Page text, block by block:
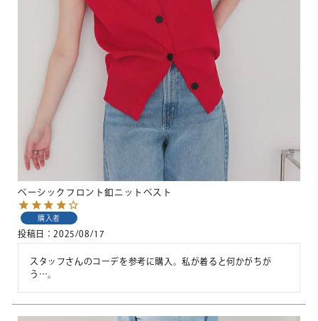
ベーシックフロント釦ニットベスト
購入者
投稿日 2025/08/17
スタッフさんのコーデを参考に購入。私が着ると何かがちが
う…。